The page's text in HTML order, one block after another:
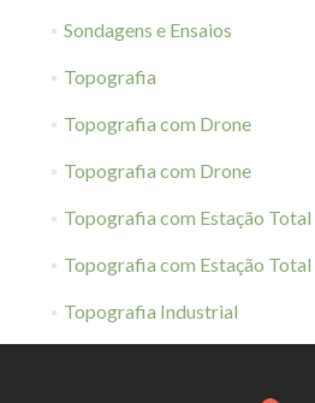
Sondagens e Ensaios
Topografia
Topografia com Drone
Topografia com Drone
Topografia com Estação Total
Topografia com Estação Total
Topografia Industrial